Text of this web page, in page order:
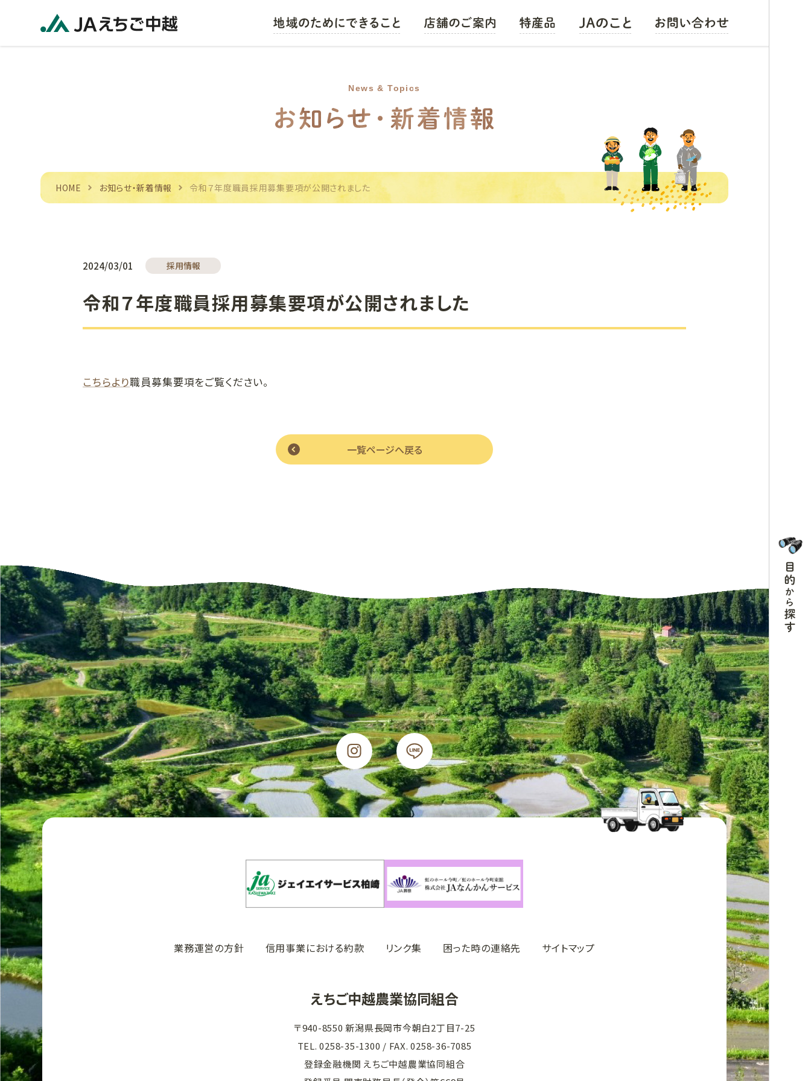
JAローン
JA共済
農機・車輌・燃料
食と未来のために
組合員募集
採用情報
公式キャラクター
News & Topics
HOME お知らせ・新着情報 令和７年度職員採用募集要項が公開されました
2024/03/01 採用情報
令和７年度職員採用募集要項が公開されました
こちらより職員募集要項をご覧ください。
一覧ページへ戻る
業務運営の方針 信用事業における約款 リンク集 困った時の連絡先 サイトマップ
えちご中越農業協同組合
〒940-8550 新潟県長岡市今朝白2丁目7-25
TEL. 0258-35-1300 / FAX. 0258-36-7085
登録金融機関 えちご中越農業協同組合